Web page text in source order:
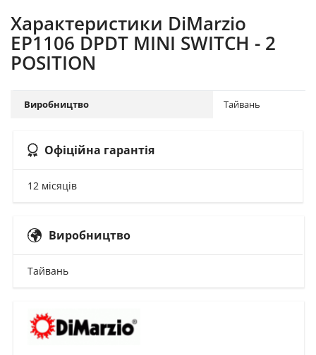
Характеристики DiMarzio
EP1106 DPDT MINI SWITCH - 2
POSITION
Виробництво Тайвань
Офіційна гарантія
12 місяців
Виробництво
Тайвань